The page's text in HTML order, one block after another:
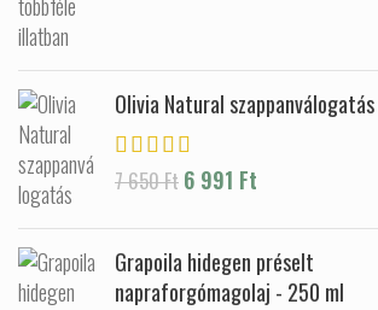
Olivia Natural szappanválogatás
7 650Ft Original price was: 7 650 Ft.
6 991 Ft
Grapoila hidegen préselt
napraforgómagolaj - 250 ml